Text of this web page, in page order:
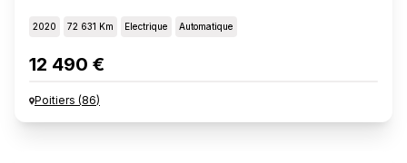
2020 72 631 Km Electrique Automatique
12 490 €
Poitiers (86)